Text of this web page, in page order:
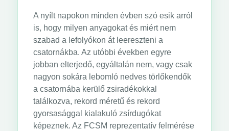
A nyílt napokon minden évben szó esik arról
is, hogy milyen anyagokat és miért nem
szabad a lefolyókon át leereszteni a
csatornákba. Az utóbbi években egyre
jobban elterjedő, egyáltalán nem, vagy csak
nagyon sokára lebomló nedves törlőkendők
a csatornába kerülő zsiradékokkal
találkozva, rekord méretű és rekord
gyorsasággal kialakuló zsírdugókat
képeznek. Az FCSM reprezentatív felmérése